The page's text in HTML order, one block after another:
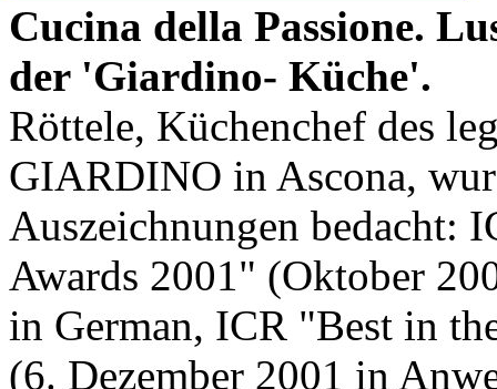
Cucina della Passione.
der 'Giardino- Küche'.
Röttele, Küchenchef des
GIARDINO in Ascona,
Auszeichnungen bedacht:
Awards 2001" (Oktober
in German, ICR "Best in
(6. Dezember 2001 in